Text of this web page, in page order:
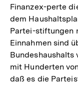
Finanzex-perte
dem
Partei-stiftungen
Einnahmen sind
mit Hunderten
daß es die